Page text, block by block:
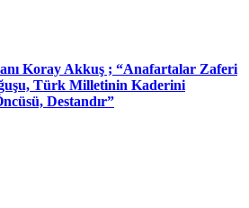
Koray Akkuş ; “Anafartalar Zaferi
Türk Milletinin Kaderini
Destandır”